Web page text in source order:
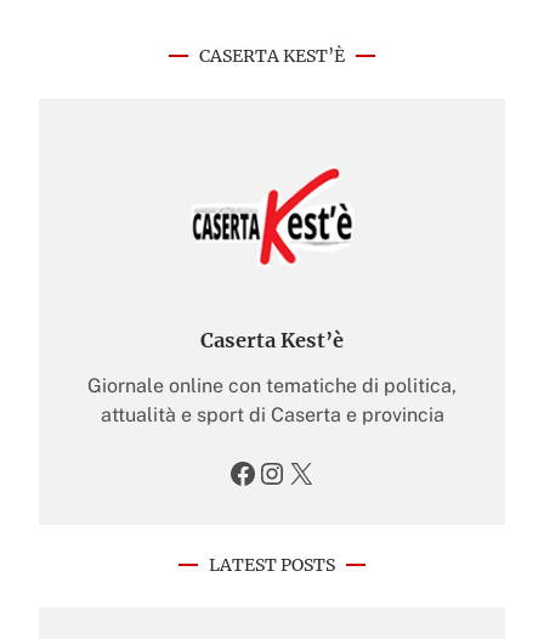
CASERTA KEST’È
Caserta Kest’è
Giornale online con tematiche di politica,
attualità e sport di Caserta e provincia
Facebook Instagram X
LATEST POSTS